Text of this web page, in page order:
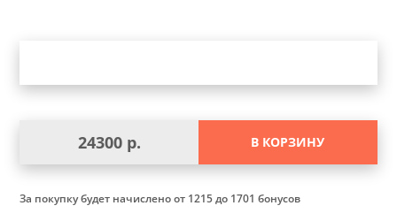
24300 р. В КОРЗИНУ
За покупку будет начисленоот 1215 до 1701 бонусов